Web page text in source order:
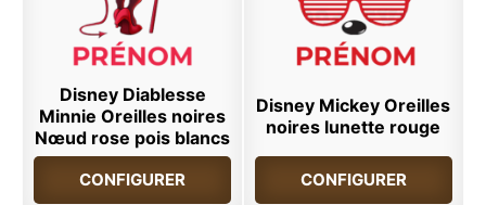
Disney Diablesse
Minnie Oreilles noires
Nœud rose pois blancs
CONFIGURER
Disney Mickey Oreilles
noires lunette rouge
CONFIGURER